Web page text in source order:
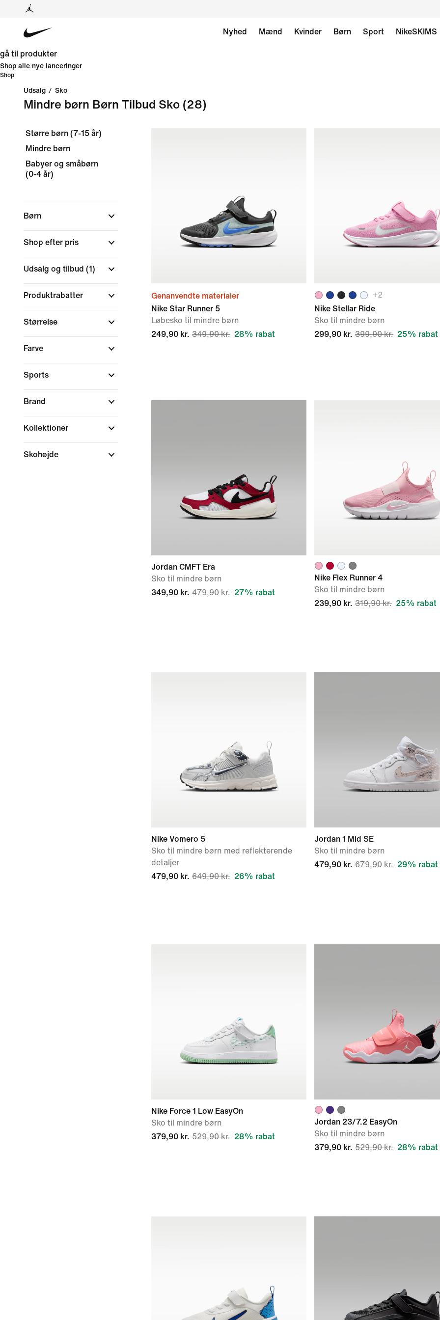
Nyhed Mænd Kvinder Børn Sport NikeSKIMS
gå til produkter
Shop alle nye lanceringer
Shop
Udsalg / Sko
Mindre børn Børn Tilbud Sko (28)
Større børn (7-15 år)
Mindre børn
Babyer og småbørn
(0-4 år)
Børn
Shop efter pris
Udsalg og tilbud (1)
Produktrabatter
Størrelse
Farve
Sports
Brand
Kollektioner
Skohøjde
Genanvendte materialer
Nike Star Runner 5
Løbesko til mindre børn
249,90 kr. 349,90 kr. 28% rabat
+2
Nike Stellar Ride
Sko til mindre børn
299,90 kr. 399,90 kr. 25% rabat
Jordan CMFT Era
Sko til mindre børn
349,90 kr. 479,90 kr. 27% rabat
Nike Flex Runner 4
Sko til mindre børn
239,90 kr. 319,90 kr. 25% rabat
Nike Vomero 5
Sko til mindre børn med reflekterende
detaljer
479,90 kr. 649,90 kr. 26% rabat
Jordan 1 Mid SE
Sko til mindre børn
479,90 kr. 679,90 kr. 29% rabat
Nike Force 1 Low EasyOn
Sko til mindre børn
379,90 kr. 529,90 kr. 28% rabat
Jordan 23/7.2 EasyOn
Sko til mindre børn
379,90 kr. 529,90 kr. 28% rabat